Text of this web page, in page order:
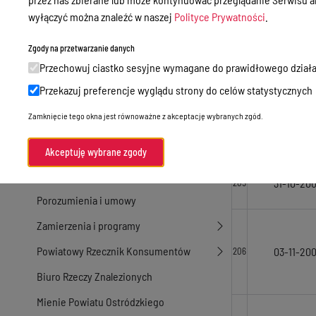
Nieodpłatna Pomoc Prawna
Rejestry, ewidencje i archiwa
Budżet
powiatowego
Organy Powiatu
Porozumienia i umowy
Zamierzenia i programy
Powiatowy Rzecznik Konsumentów
Biuro Rzeczy Znalezionych
Mienie Powiatu Ostródzkiego
202 30-04-
30-09-
204
205 31-10-
206 03-11-
wyłączyć można znaleźć w naszej Polityce Prywatności
Zgody na przetwarzanie danych
Przechowuj ciastko sesyjne wymagane do prawidłowego
Przekazuj preferencje wyglądu strony do celów statystycznych
Zamknięcie tego okna jest równoważne z akceptację wybranych zgód.
Akceptuję wybrane zgody